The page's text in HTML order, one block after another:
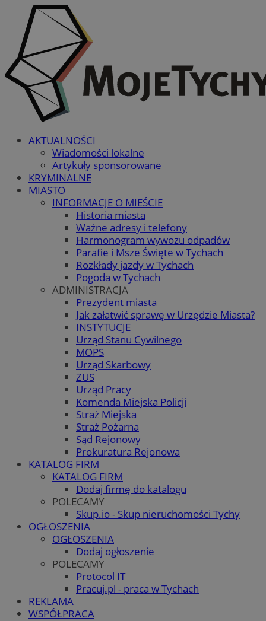
AKTUALNOŚCI
Wiadomości lokalne
Artykuły sponsorowane
KRYMINALNE
MIASTO
INFORMACJE O MIEŚCIE
Historia miasta
Ważne adresy i telefony
Harmonogram wywozu odpadów
Parafie i Msze Święte w Tychach
Rozkłady jazdy w Tychach
Pogoda w Tychach
ADMINISTRACJA
Prezydent miasta
Jak załatwić sprawę w Urzędzie Miasta?
INSTYTUCJE
Urząd Stanu Cywilnego
MOPS
Urząd Skarbowy
ZUS
Urząd Pracy
Komenda Miejska Policji
Straż Miejska
Straż Pożarna
Sąd Rejonowy
Prokuratura Rejonowa
KATALOG FIRM
KATALOG FIRM
Dodaj firmę do katalogu
POLECAMY
Skup.io - Skup nieruchomości Tychy
OGŁOSZENIA
OGŁOSZENIA
Dodaj ogłoszenie
POLECAMY
Protocol IT
Pracuj.pl - praca w Tychach
REKLAMA
WSPÓŁPRACA